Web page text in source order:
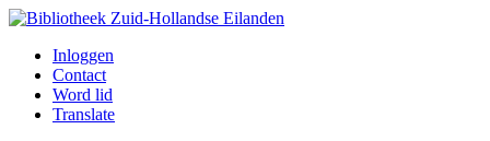
Inloggen
Contact
Word lid
Translate